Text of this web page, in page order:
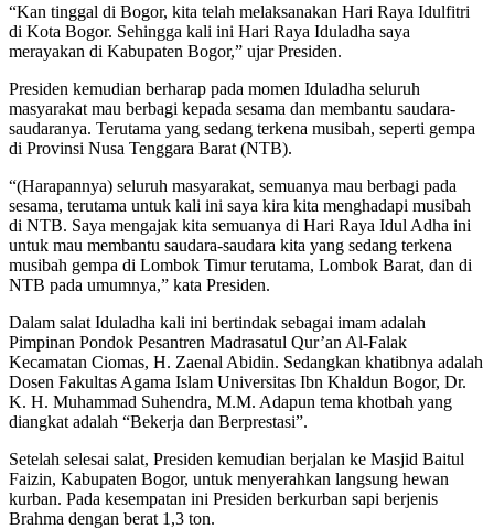
“Kan tinggal di Bogor, kita telah melaksanakan Hari Raya Idulfitri
di Kota Bogor. Sehingga kali ini Hari Raya Iduladha saya
merayakan di Kabupaten Bogor,” ujar Presiden.
Presiden kemudian berharap pada momen Iduladha seluruh
masyarakat mau berbagi kepada sesama dan membantu saudara-
saudaranya. Terutama yang sedang terkena musibah, seperti gempa
di Provinsi Nusa Tenggara Barat (NTB).
“(Harapannya) seluruh masyarakat, semuanya mau berbagi pada
sesama, terutama untuk kali ini saya kira kita menghadapi musibah
di NTB. Saya mengajak kita semuanya di Hari Raya Idul Adha ini
untuk mau membantu saudara-saudara kita yang sedang terkena
musibah gempa di Lombok Timur terutama, Lombok Barat, dan di
NTB pada umumnya,” kata Presiden.
Dalam salat Iduladha kali ini bertindak sebagai imam adalah
Pimpinan Pondok Pesantren Madrasatul Qur’an Al-Falak
Kecamatan Ciomas, H. Zaenal Abidin. Sedangkan khatibnya adalah
Dosen Fakultas Agama Islam Universitas Ibn Khaldun Bogor, Dr.
K. H. Muhammad Suhendra, M.M. Adapun tema khotbah yang
diangkat adalah “Bekerja dan Berprestasi”.
Setelah selesai salat, Presiden kemudian berjalan ke Masjid Baitul
Faizin, Kabupaten Bogor, untuk menyerahkan langsung hewan
kurban. Pada kesempatan ini Presiden berkurban sapi berjenis
Brahma dengan berat 1,3 ton.